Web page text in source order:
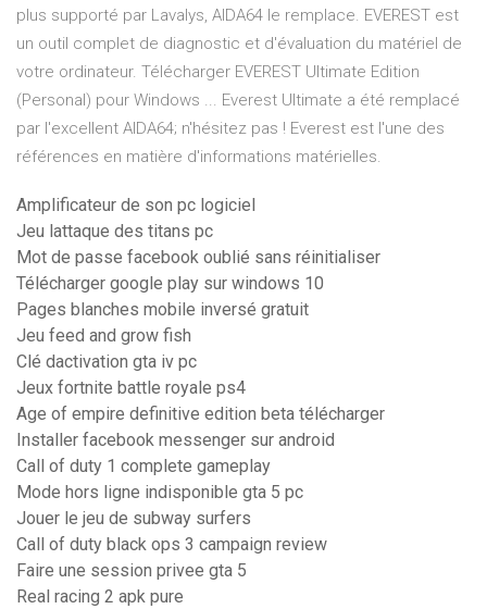
plus supporté par Lavalys, AIDA64 le remplace. EVEREST est
un outil complet de diagnostic et d'évaluation du matériel de
votre ordinateur. Télécharger EVEREST Ultimate Edition
(Personal) pour Windows ... Everest Ultimate a été remplacé
par l'excellent AIDA64; n'hésitez pas ! Everest est l'une des
références en matière d'informations matérielles.
Amplificateur de son pc logiciel
Jeu lattaque des titans pc
Mot de passe facebook oublié sans réinitialiser
Télécharger google play sur windows 10
Pages blanches mobile inversé gratuit
Jeu feed and grow fish
Clé dactivation gta iv pc
Jeux fortnite battle royale ps4
Age of empire definitive edition beta télécharger
Installer facebook messenger sur android
Call of duty 1 complete gameplay
Mode hors ligne indisponible gta 5 pc
Jouer le jeu de subway surfers
Call of duty black ops 3 campaign review
Faire une session privee gta 5
Real racing 2 apk pure